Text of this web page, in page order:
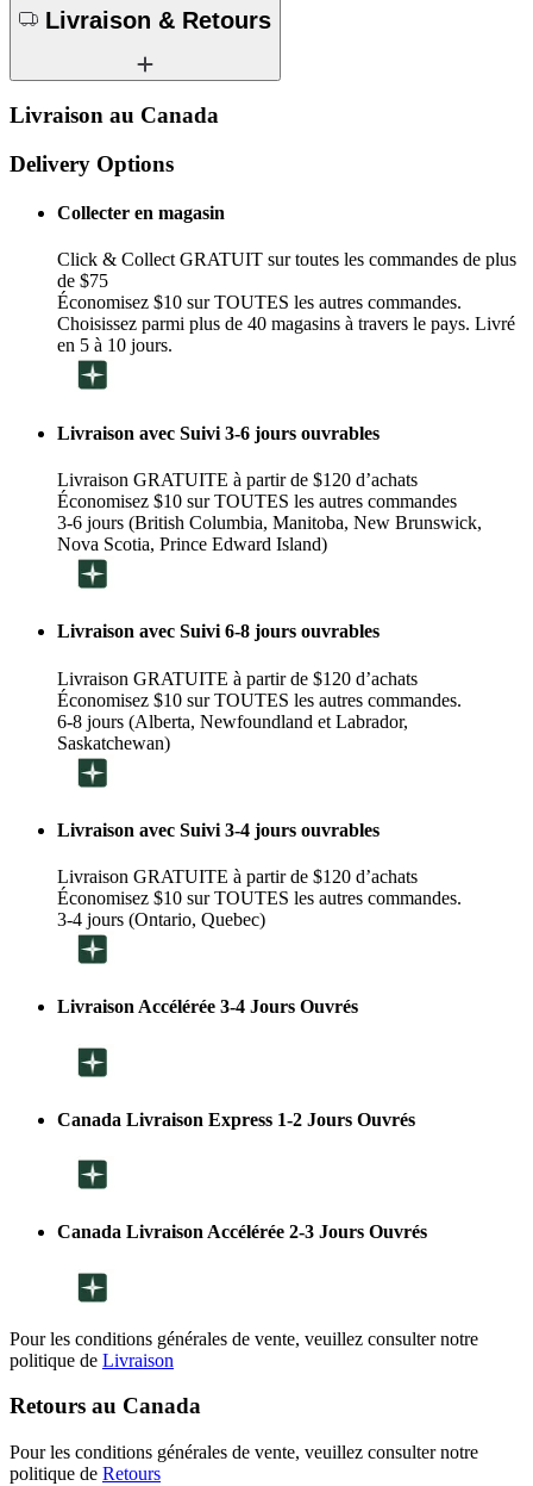
Livraison & Retours
Livraison au Canada
Delivery Options
Collecter en magasin
Click & Collect GRATUIT sur toutes les commandes de plus
de $75
Économisez $10 sur TOUTES les autres commandes.
Choisissez parmi plus de 40 magasins à travers le pays. Livré
en 5 à 10 jours.
Livraison avec Suivi 3-6 jours ouvrables
Livraison GRATUITE à partir de $120 d’achats
Économisez $10 sur TOUTES les autres commandes
3-6 jours (British Columbia, Manitoba, New Brunswick,
Nova Scotia, Prince Edward Island)
Livraison avec Suivi 6-8 jours ouvrables
Livraison GRATUITE à partir de $120 d’achats
Économisez $10 sur TOUTES les autres commandes.
6-8 jours (Alberta, Newfoundland et Labrador,
Saskatchewan)
Livraison avec Suivi 3-4 jours ouvrables
Livraison GRATUITE à partir de $120 d’achats
Économisez $10 sur TOUTES les autres commandes.
3-4 jours (Ontario, Quebec)
Livraison Accélérée 3-4 Jours Ouvrés
Canada Livraison Express 1-2 Jours Ouvrés
Canada Livraison Accélérée 2-3 Jours Ouvrés
Pour les conditions générales de vente, veuillez consulter notre
politique de Livraison
Retours au Canada
Pour les conditions générales de vente, veuillez consulter notre
politique de Retours